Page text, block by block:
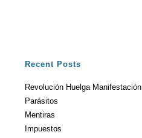
Recent Posts
Revolución Huelga Manifestación
Parásitos
Mentiras
Impuestos